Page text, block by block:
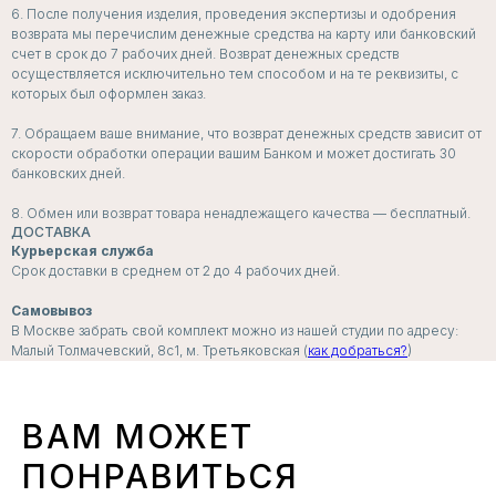
6. После получения изделия, проведения экспертизы и одобрения
возврата мы перечислим денежные средства на карту или банковский
счет в срок до 7 рабочих дней. Возврат денежных средств
осуществляется исключительно тем способом и на те реквизиты, с
которых был оформлен заказ.
7. Обращаем ваше внимание, что возврат денежных средств зависит от
скорости обработки операции вашим Банком и может достигать 30
банковских дней.
8. Обмен или возврат товара ненадлежащего качества — бесплатный.
ДОСТАВКА
Курьерская служба
Срок доставки в среднем от 2 до 4 рабочих дней.
Самовывоз
В Москве забрать свой комплект можно из нашей студии по адресу:
Малый Толмачевский, 8с1, м. Третьяковская (как добраться?)
ВАМ МОЖЕТ
ПОНРАВИТЬСЯ
ПОДПИСЧИКИ
РАССЫЛКИ
ПЕРВЫМИ УЗНАЮТ
Я даю согласие на
получение рассылок и
рекламных сообщений